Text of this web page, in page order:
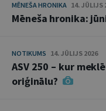
MĒNEŠA HRONIKA 14. JŪLIJS
Mēneša hronika:
NOTIKUMS 14. JŪLIJS 2026
ASV 250 – kur
oriģinālu?